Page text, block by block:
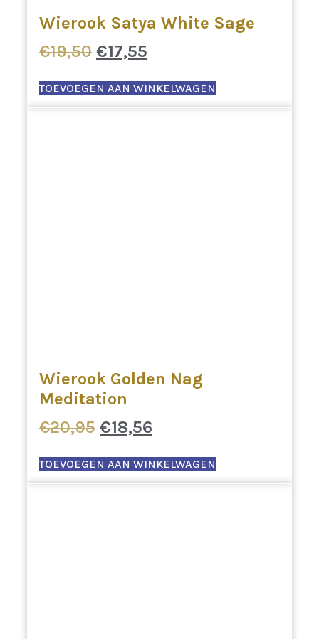
Wierook Satya White Sage
€19,50 Oorspronkelijke
was:
€19,50.
€17,55
is:
€17,55.
TOEVOEGEN AAN WINKELWAGEN
Wierook Golden Nag
Meditation
€20,95 Oorspronkelijke
was:
€20,95.
€18,56
is:
€18,56.
TOEVOEGEN AAN WINKELWAGEN